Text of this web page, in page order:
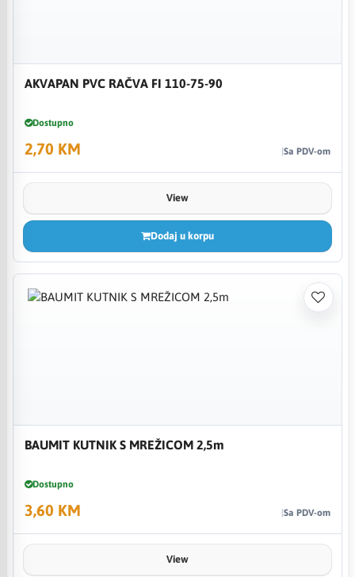
AKVAPAN PVC RAČVA FI 110-75-90
Dostupno
2,70 KM Sa PDV-om
View
Dodaj u korpu
BAUMIT KUTNIK S MREŽICOM 2,5m
Dostupno
3,60 KM Sa PDV-om
View